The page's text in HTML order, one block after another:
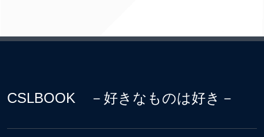
CSLBOOK －好きなものは好き－